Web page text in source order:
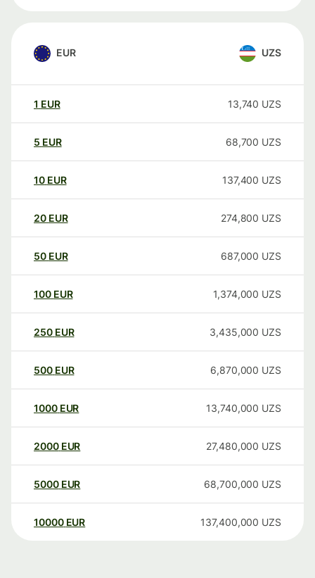
EUR UZS
1 EUR 13,740 UZS
5 EUR 68,700 UZS
10 EUR 137,400 UZS
20 EUR 274,800 UZS
50 EUR 687,000 UZS
100 EUR 1,374,000 UZS
250 EUR 3,435,000 UZS
500 EUR 6,870,000 UZS
1000 EUR 13,740,000 UZS
2000 EUR 27,480,000 UZS
5000 EUR 68,700,000 UZS
10000 EUR 137,400,000 UZS